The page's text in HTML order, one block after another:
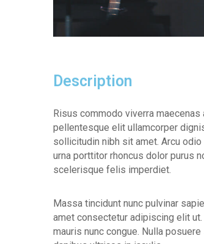
Description
Risus commodo viverra
pellentesque elit ullamcorper
sollicitudin nibh sit amet. Arcu
urna porttitor rhoncus dolor purus
scelerisque felis imperdiet.
Massa tincidunt nunc pulvinar
amet consectetur adipiscing elit
mauris nunc congue. Nulla